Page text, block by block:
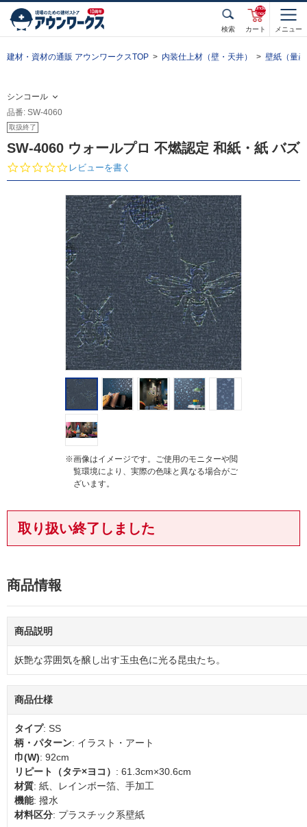
検索 カート
unde
fined
メニュー
建材・資材の通販 アウンワークスTOP 内装仕上材（壁・天井） 壁紙（量
シンコール
品番: SW-4060
取扱終了
SW-4060 ウォールプロ 不燃認定 和紙・紙 バズ
0.
0
t
a
r
r
a
t
i
n
g
レビューを書く
※画像はイメージです。ご使用のモニターや閲
覧環境により、実際の色味と異なる場合がご
ざいます。
取り扱い終了しました
商品情報
商品説明
妖艶な雰囲気を醸し出す玉虫色に光る昆虫たち。
商品仕様
タイプ: SS
柄・パターン: イラスト・アート
巾(W): 92cm
リピート（タテ×ヨコ） : 61.3cm×30.6cm
材質: 紙、レインボー箔、手加工
機能: 撥水
材料区分: プラスチック系壁紙